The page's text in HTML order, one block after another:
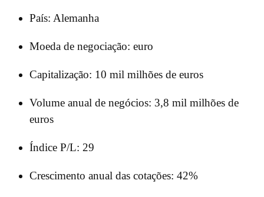
País: Alemanha
Moeda de negociação: euro
Capitalização: 10 mil milhões de euros
Volume anual de negócios: 3,8 mil milhões de
euros
Índice P/L: 29
Crescimento anual das cotações: 42%